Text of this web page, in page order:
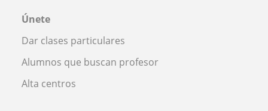
Únete
Dar clases particulares
Alumnos que buscan profesor
Alta centros